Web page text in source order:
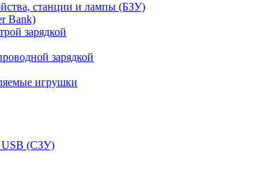
станции и лампы (БЗУ)
Bank)
зарядкой
зарядкой
игрушки
USB (СЗУ)